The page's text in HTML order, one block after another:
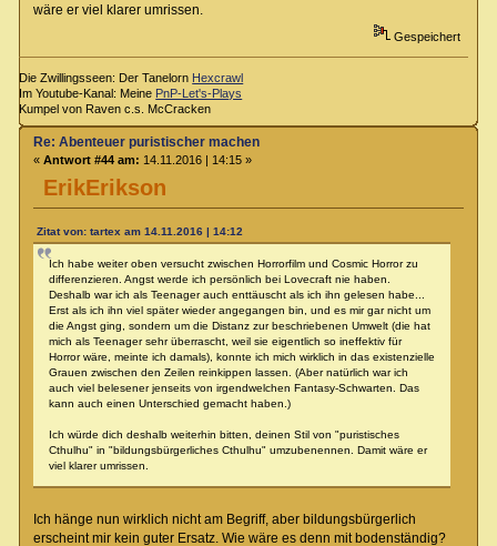
wäre er viel klarer umrissen.
Gespeichert
Die Zwillingsseen: Der Tanelorn Hexcrawl
Im Youtube-Kanal: Meine PnP-Let's-Plays
Kumpel von Raven c.s. McCracken
ErikErikson
Re: Abenteuer puristischer machen
« Antwort #44 am: 14.11.2016 | 14:15 »
Zitat von: tartex am 14.11.2016 | 14:12
Ich habe weiter oben versucht zwischen Horrorfilm und Cosmic Horror zu
differenzieren. Angst werde ich persönlich bei Lovecraft nie haben.
Deshalb war ich als Teenager auch enttäuscht als ich ihn gelesen habe...
Erst als ich ihn viel später wieder angegangen bin, und es mir gar nicht um
die Angst ging, sondern um die Distanz zur beschriebenen Umwelt (die hat
mich als Teenager sehr überrascht, weil sie eigentlich so ineffektiv für
Horror wäre, meinte ich damals), konnte ich mich wirklich in das existenzielle
Grauen zwischen den Zeilen reinkippen lassen. (Aber natürlich war ich
auch viel belesener jenseits von irgendwelchen Fantasy-Schwarten. Das
kann auch einen Unterschied gemacht haben.)
Ich würde dich deshalb weiterhin bitten, deinen Stil von "puristisches
Cthulhu" in "bildungsbürgerliches Cthulhu" umzubenennen. Damit wäre er
viel klarer umrissen.
Ich hänge nun wirklich nicht am Begriff, aber bildungsbürgerlich
erscheint mir kein guter Ersatz. Wie wäre es denn mit bodenständig?